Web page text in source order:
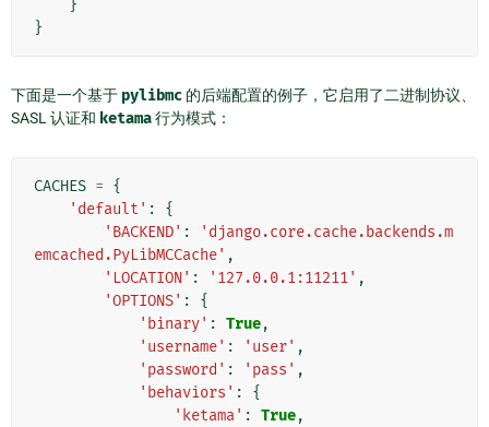
}
}
下面是一个基于 pylibmc 的后端配置的例子，它启用了二进制协议、
SASL 认证和 ketama行为模式：
CACHES = {
'default' :
{
'BACKEND' :
'django.core.cache.backends.m
emcached.PyLibMCCache' ,
'LOCATION' : '127.0.0.1:11211' ,
'OPTIONS' :
{
'binary' : True,
'username' : 'user' ,
'password' : 'pass' ,
'behaviors' :
{
'ketama' : True,